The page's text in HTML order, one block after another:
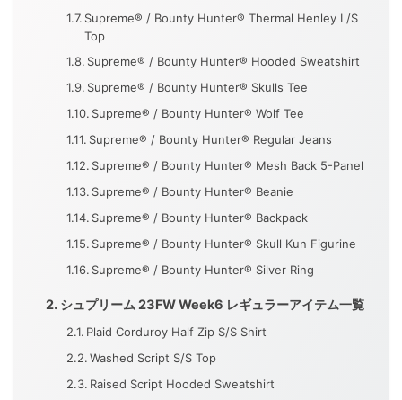
Supreme® / Bounty Hunter® Thermal Henley L/S
Top
Supreme® / Bounty Hunter® Hooded Sweatshirt
Supreme® / Bounty Hunter® Skulls Tee
Supreme® / Bounty Hunter® Wolf Tee
Supreme® / Bounty Hunter® Regular Jeans
Supreme® / Bounty Hunter® Mesh Back 5-Panel
Supreme® / Bounty Hunter® Beanie
Supreme® / Bounty Hunter® Backpack
Supreme® / Bounty Hunter® Skull Kun Figurine
Supreme® / Bounty Hunter® Silver Ring
シュプリーム 23FW Week6 レギュラーアイテム一覧
Plaid Corduroy Half Zip S/S Shirt
Washed Script S/S Top
Raised Script Hooded Sweatshirt